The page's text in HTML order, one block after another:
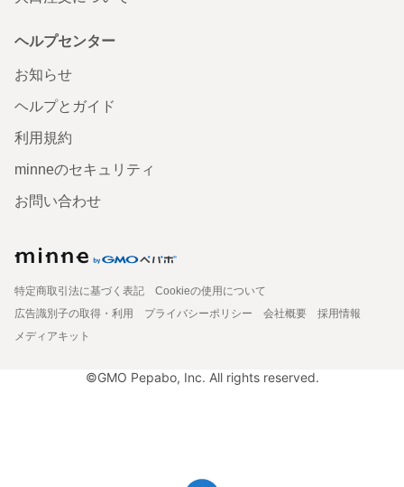
ヘルプセンター
お知らせ
ヘルプとガイド
利用規約
minneのセキュリティ
お問い合わせ
特定商取引法に基づく表記
Cookieの使用について
広告識別子の取得・利用
プライバシーポリシー 会社概要
採用情報
メディアキット
©GMO Pepabo, Inc. All rights reserved.